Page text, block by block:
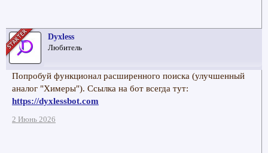
Dyxless
Любитель
Попробуй функционал расширенного поиска (улучшенный
аналог "Химеры"). Ссылка на бот всегда тут:
https://dyxlessbot.com
2 Июнь 2026